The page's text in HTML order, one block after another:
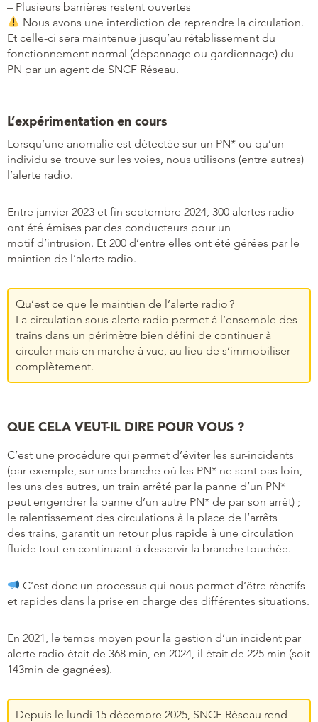
– Plusieurs barrières restent ouvertes
Nous avons une interdiction de reprendre la circulation.
Et celle-ci sera maintenue jusqu’au rétablissement du
fonctionnement normal (dépannage ou gardiennage) du
PN par un agent de SNCF Réseau.
L’expérimentation en cours
Lorsqu’une anomalie est détectée sur un PN* ou qu’un
individu se trouve sur les voies, nous utilisons (entre autres)
l’alerte radio.
Entre janvier 2023 et fin septembre 2024, 300 alertes radio
ont été émises par des conducteurs pour un
motif d’intrusion. Et 200 d’entre elles ont été gérées par le
maintien de l’alerte radio.
Qu’est ce que le maintien de l’alerte radio ?
La circulation sous alerte radio permet à l’ensemble des
trains dans un périmètre bien défini de continuer à
circuler mais en marche à vue, au lieu de s’immobiliser
complètement.
QUE CELA VEUT-IL DIRE POUR VOUS ?
C’est une procédure qui permet d’éviter les sur-incidents
(par exemple, sur une branche où les PN* ne sont pas loin,
les uns des autres, un train arrêté par la panne d’un PN*
peut engendrer la panne d’un autre PN* de par son arrêt) ;
le ralentissement des circulations à la place de l’arrêts
des trains, garantit un retour plus rapide à une circulation
fluide tout en continuant à desservir la branche touchée.
C’est donc un processus qui nous permet d’être réactifs
et rapides dans la prise en charge des différentes situations.
En 2021, le temps moyen pour la gestion d’un incident par
alerte radio était de 368 min, en 2024, il était de 225 min (soit
143min de gagnées).
Depuis le lundi 15 décembre 2025, SNCF Réseau rend